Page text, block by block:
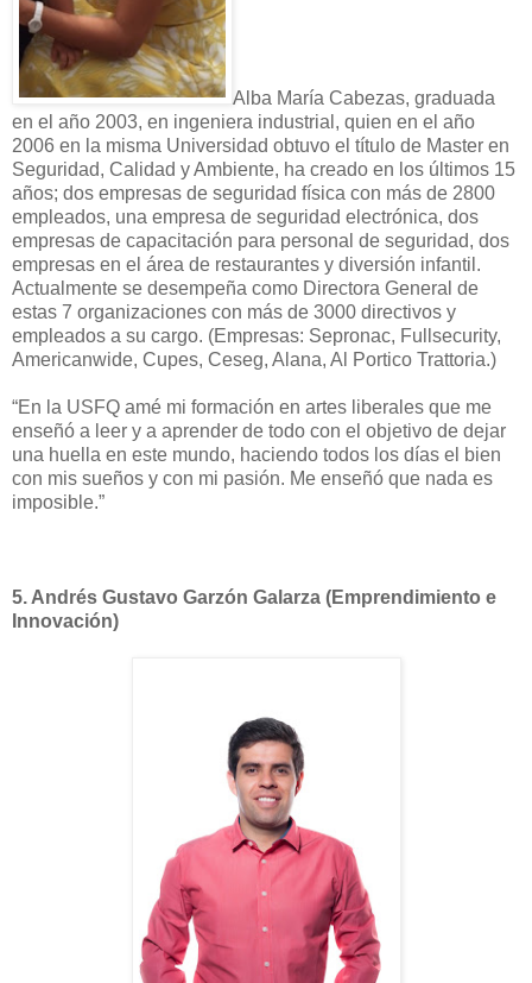
Alba María Cabezas, graduada
en el año 2003, en ingeniera industrial, quien en el año
2006 en la misma Universidad obtuvo el título de Master en
Seguridad, Calidad y Ambiente, ha creado en los últimos 15
años; dos empresas de seguridad física con más de 2800
empleados, una empresa de seguridad electrónica, dos
empresas de capacitación para personal de seguridad, dos
empresas en el área de restaurantes y diversión infantil.
Actualmente se desempeña como Directora General de
estas 7 organizaciones con más de 3000 directivos y
empleados a su cargo. (Empresas: Sepronac, Fullsecurity,
Americanwide, Cupes, Ceseg, Alana, Al Portico Trattoria.)
“En la USFQ amé mi formación en artes liberales que me
enseñó a leer y a aprender de todo con el objetivo de dejar
una huella en este mundo, haciendo todos los días el bien
con mis sueños y con mi pasión. Me enseñó que nada es
imposible.”
5.Andrés Gustavo Garzón Galarza (Emprendimiento e
Innovación)